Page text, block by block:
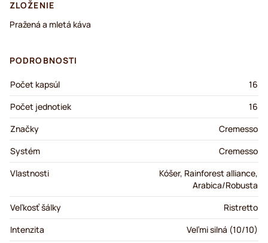
ZLOŽENIE
Pražená a mletá káva
PODROBNOSTI
Počet kapsúl
16
Počet jednotiek
16
Značky
Cremesso
Systém
Cremesso
Vlastnosti
Kóšer, Rainforest alliance,
Arabica/Robusta
Veľkosť šálky
Ristretto
Intenzita
Veľmi silná (10/10)